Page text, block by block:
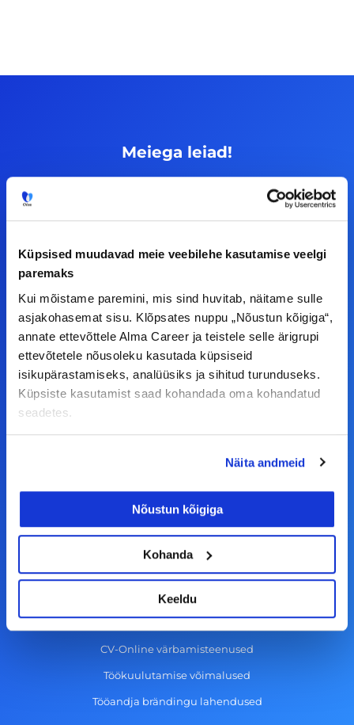
Küpsised muudavad meie veebilehe kasutamise veelgi
paremaks
Kui mõistame paremini, mis sind huvitab, näitame sulle
asjakohasemat sisu. Klõpsates nuppu „Nõustun kõigiga“,
annate ettevõttele Alma Career ja teistele selle ärigrupi
ettevõtetele nõusoleku kasutada küpsiseid
isikupärastamiseks, analüüsiks ja sihitud turunduseks.
Küpsiste kasutamist saad kohandada oma kohandatud
seadetes.
Näita andmeid
Nõustun kõigiga
Kohanda
Keeldu
Meiega leiad!
Tööelublogi.ee lehelt leiad kõik vajaliku, et olla
kursis tööturu uudistega. Kui sul on
teha koostööd, siis võta meiega julgelt ühendust.
F
a
c
e
b
o
-
f
I
n
s
t
a
g
m
L
i
n
k
e
d
Y
o
u
t
u
b
e
© Alma Career Estonia OÜ
Tööotsijale
KKK
Kasutustingimused
Tööandjale
Lisa töökuulutus CV.ee lehele
CV-Online värbamisteenused
Töökuulutamise võimalused
Tööandja brändingu lahendused